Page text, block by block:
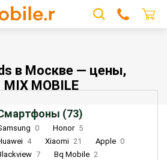
в Москве — цены,
MOBILE
(73)
0 Honor 5
4 Xiaomi 21 Apple 0
7 Bq Mobile 2